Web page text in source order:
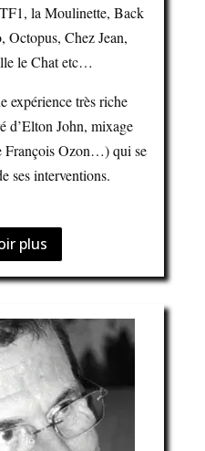
la Moulinette, Back
Chez Jean,
le Chat etc…
expérience très riche
d’Elton John, mixage
François Ozon…) qui se
ses interventions.
plus